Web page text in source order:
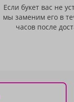
Если букет вас не
мы заменим его в
часов после